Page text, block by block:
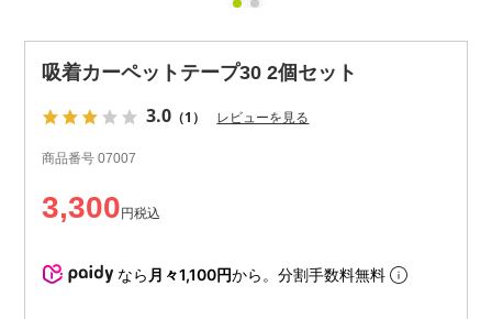
吸着カーペットテープ30 2個セット
3.0 （1） レビューを見る
商品番号 07007
3,300 税込
なら 月々1,100円から。分割手数料無料